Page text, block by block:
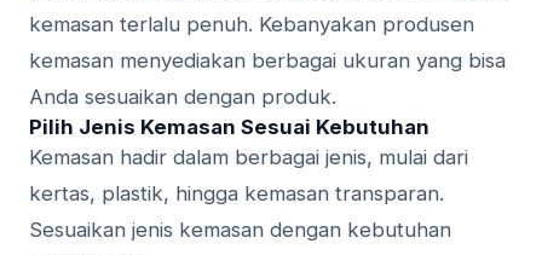
kemasan terlalu penuh. Kebanyakan produsen
kemasan menyediakan berbagai ukuran yang bisa
Anda sesuaikan dengan produk.
Pilih Jenis Kemasan Sesuai Kebutuhan
Kemasan hadir dalam berbagai jenis, mulai dari
kertas, plastik, hingga kemasan transparan.
Sesuaikan jenis kemasan dengan kebutuhan